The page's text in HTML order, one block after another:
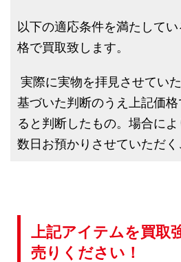
以下の適応条件を満たして
格で買取致します。
実際に実物を拝見させてい
基づいた判断のうえ上記価
ると判断したもの。場合によ
数日お預かりさせていただく
上記アイテムを買取
売りください！